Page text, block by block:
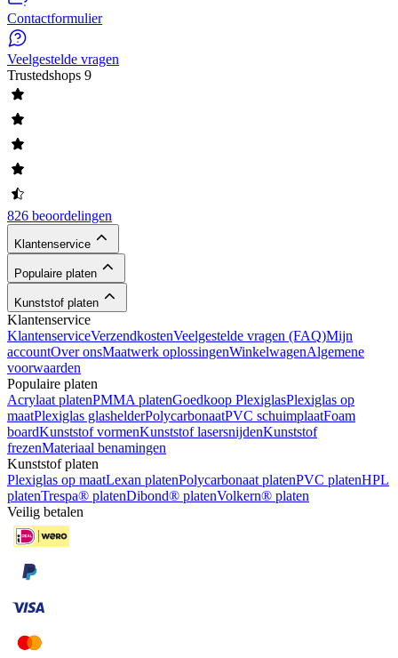
Contactformulier
Veelgestelde vragen
Trustedshops 9
826 beoordelingen
Klantenservice
Populaire platen
Kunststof platen
Klantenservice
KlantenserviceVerzendkostenVeelgestelde vragen (FAQ)Mijn
accountOver onsMaatwerk oplossingenWinkelwagenAlgemene
voorwaarden
Populaire platen
Acrylaat platenPMMA platenGoedkoop PlexiglasPlexiglas op
maatPlexiglas glashelderPolycarbonaatPVC schuimplaatFoam
boardKunststof vormenKunststof lasersnijdenKunststof
frezenMateriaal benamingen
Kunststof platen
Plexiglas op maatLexan platenPolycarbonaat platenPVC platenHPL
platenTrespa® platenDibond® platenVolkern® platen
Veilig betalen